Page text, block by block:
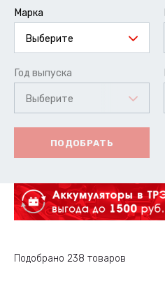
Марка
Выберите
Год выпуска
Выберите
ПОДОБРАТЬ
Подобрано 238 товаров